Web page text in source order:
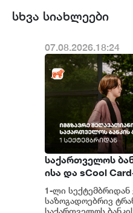
სხვა სიახლეები
07.08.2026.18:24
საქართველოს
ისა და sCool
ქუთაისში
შეღავათიანი
1-ლი სექტემბრიდან
საზოგადოებრივ